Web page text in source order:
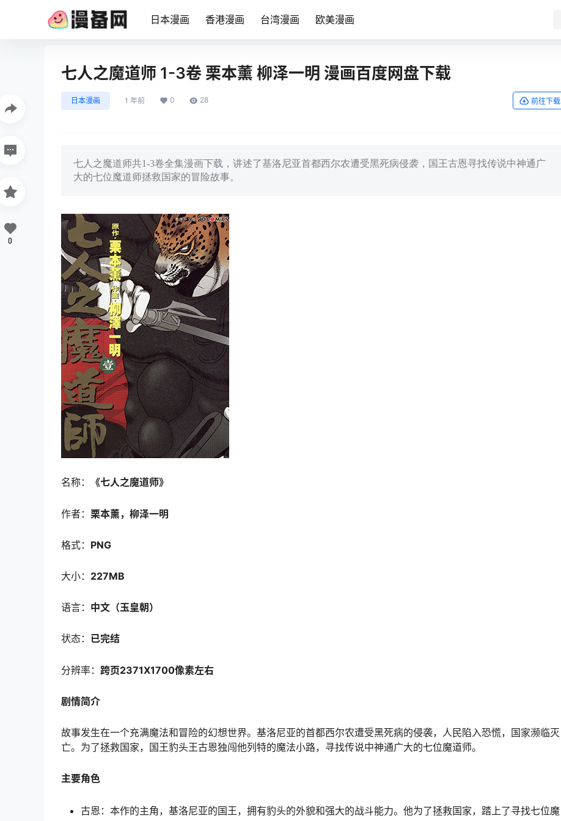
日本漫画 香港漫画 台湾漫画 欧美漫画
七人之魔道师 1-3卷 栗本薰 柳泽一明 漫画百度网盘下载
日本漫画 1 年前 0 28 前往下载
七人之魔道师共1-3卷全集漫画下载，讲述了基洛尼亚首都西尔农遭受黑死病侵袭，国王古恩寻找传说中神通广
大的七位魔道师拯救国家的冒险故事。
名称： 《七人之魔道师》
作者： 栗本薰，柳泽一明
格式： PNG
大小： 227MB
语言： 中文（玉皇朝）
状态： 已完结
分辨率： 跨页2371X1700像素左右
剧情简介
故事发生在一个充满魔法和冒险的幻想世界。基洛尼亚的首都西尔农遭受黑死病的侵袭，人民陷入恐慌，国家濒临灭
亡。为了拯救国家，国王豹头王古恩独闯他列特的魔法小路，寻找传说中神通广大的七位魔道师。
主要角色
古恩：本作的主角，基洛尼亚的国王，拥有豹头的外貌和强大的战斗能力。他为了拯救国家，踏上了寻找七位魔
0